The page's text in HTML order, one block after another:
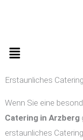
Menü
Erstaunliches
Wenn Sie eine
Catering in Arzberg
erstaunliches